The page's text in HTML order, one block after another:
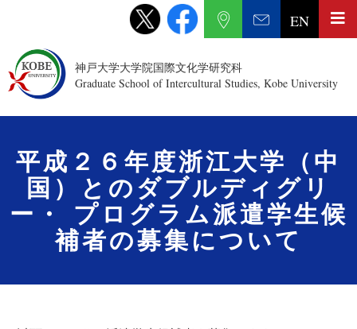
神戸大学大学院国際文化学研究科
Graduate School of Intercultural Studies, Kobe University
EN
平成２６年度浙江大学（中
国）とのダブルディグリ
ー・ プログラム派遣学生候
補者の募集について